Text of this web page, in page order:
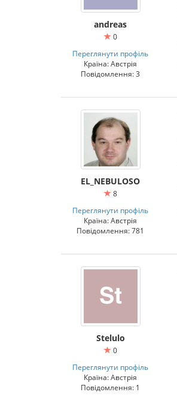
andreas
0
Переглянути профіль
Країна: Австрія
Повідомлення: 3
EL_NEBULOSO
8
Переглянути профіль
Країна: Австрія
Повідомлення: 781
Stelulo
0
Переглянути профіль
Країна: Австрія
Повідомлення: 1